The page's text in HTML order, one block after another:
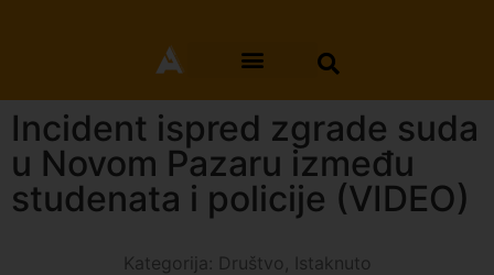
Incident ispred zgrade suda
u Novom Pazaru između
studenata i policije (VIDEO)
Kategorija: Društvo
Istaknuto